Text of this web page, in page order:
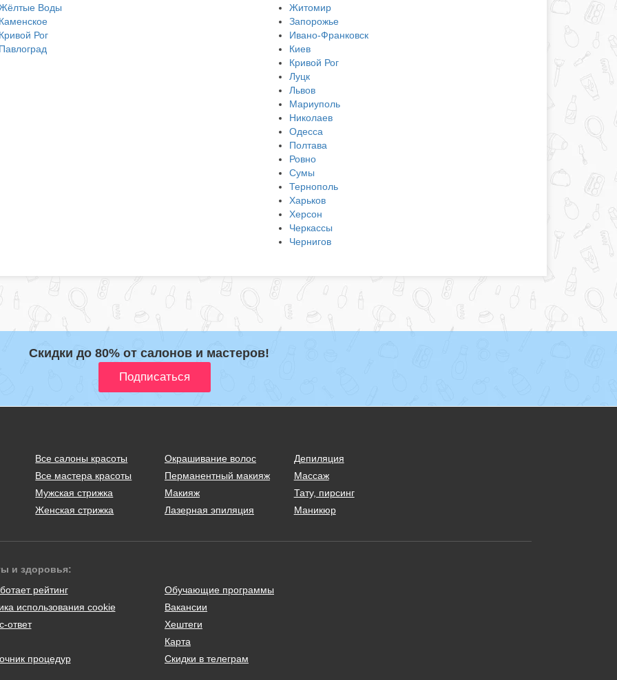
Воды
Рог
Житомир
Запорожье
Ивано-Франковск
Киев
Кривой Рог
Луцк
Львов
Мариуполь
Николаев
Одесса
Полтава
Ровно
Сумы
Тернополь
Харьков
Херсон
Черкассы
Чернигов
Скидки до 80% от салонов и мастеров!
Все салоны красоты
Все мастера красоты
Мужская стрижка
Женская стрижка
Окрашивание волос
Перманентный макияж
Макияж
Лазерная эпиляция
Депиляция
Массаж
Тату, пирсинг
Маникюр
и здоровья:
рейтинг
использования cookie
ответ
процедур
Обучающие программы
Вакансии
Хештеги
Карта
Скидки в телеграм